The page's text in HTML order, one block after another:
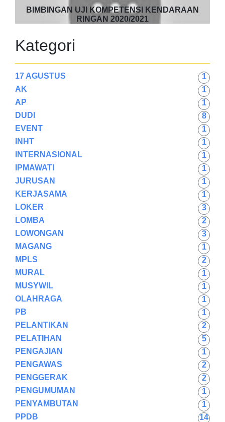
BIMBINGAN UJI KOMPETENSI KENDARAAN
RINGAN 2020/2021
Kategori
17 AGUSTUS
1
AK
1
AP
1
DUDI
8
EVENT
1
INHT
1
INTERNASIONAL
1
IPMAWATI
1
JURUSAN
1
KERJASAMA
1
LOKER
3
LOMBA
2
LOWONGAN
3
MAGANG
1
MPLS
2
MURAL
1
MUSYWIL
1
OLAHRAGA
1
PB
1
PELANTIKAN
2
PELATIHAN
5
PENGAJIAN
1
PENGAWAS
2
PENGGERAK
2
PENGUMUMAN
1
PENYAMBUTAN
1
PPDB
14